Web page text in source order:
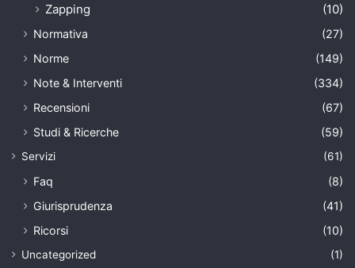
Zapping (10)
Normativa
(27)
Norme
(149)
Note & Interventi
(334)
Recensioni
(67)
Studi & Ricerche
(59)
Servizi (61)
Faq
(8)
Giurisprudenza
(41)
Ricorsi
(10)
Uncategorized
(1)